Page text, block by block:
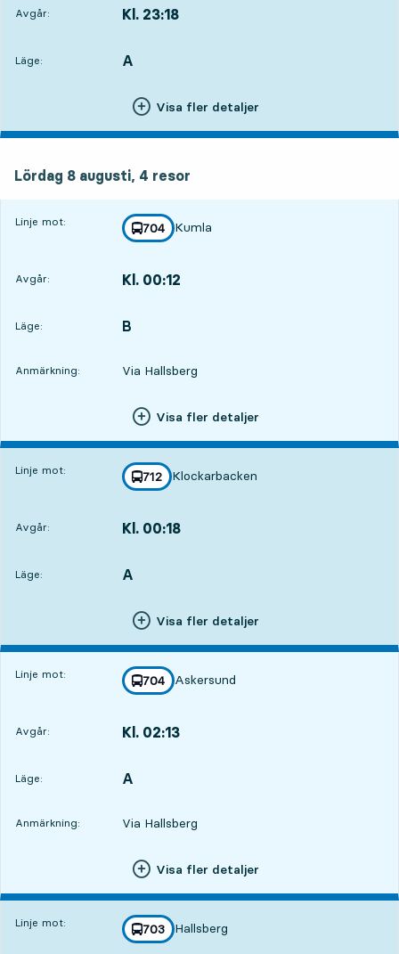
Avgår: Kl. 23:18
Läge:
LÄGE, A
,
Visa fler detaljer
Lördag 8 augusti, 4 resor
Linje mot: linje
704
mot
Kumla
,
Avgår: Kl. 00:12
Läge:
LÄGE, B
,
Anmärkning: Via Hallsberg
Visa fler detaljer
Linje mot: linje
712
mot
Klockarbacken
,
Avgår: Kl. 00:18
Läge:
LÄGE, A
,
Visa fler detaljer
Linje mot: linje
704
mot
Askersund
,
Avgår: Kl. 02:13
Läge:
LÄGE, A
,
Anmärkning: Via Hallsberg
Visa fler detaljer
Linje mot: linje
703
mot
Hallsberg
,